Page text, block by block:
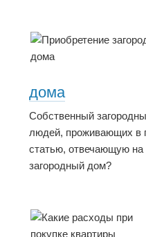
дома
Собственный
людей, проживающих в
статью, отвечающую на
загородный дом?